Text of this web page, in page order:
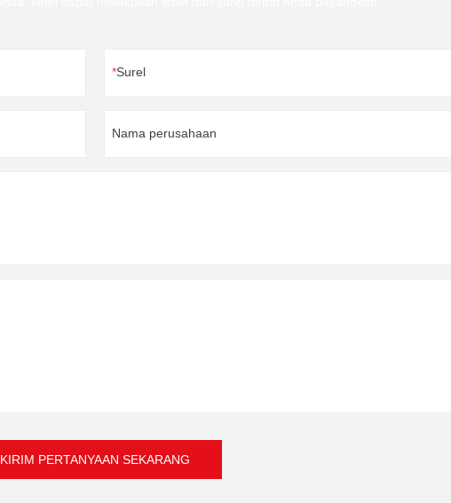
Surel
Nama perusahaan
KIRIM PERTANYAAN SEKARANG